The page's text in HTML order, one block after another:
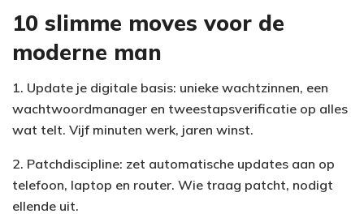
10 slimme moves voor de
moderne man
1. Update je digitale basis: unieke wachtzinnen, een
wachtwoordmanager en tweestapsverificatie op alles
wat telt. Vijf minuten werk, jaren winst.
2. Patchdiscipline: zet automatische updates aan op
telefoon, laptop en router. Wie traag patcht, nodigt
ellende uit.